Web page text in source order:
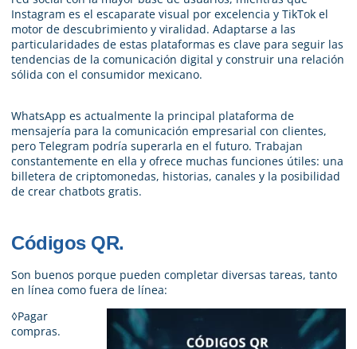
Instagram es el escaparate visual por excelencia y TikTok el
motor de descubrimiento y viralidad. Adaptarse a las
particularidades de estas plataformas es clave para seguir las
tendencias de la comunicación digital y construir una relación
sólida con el consumidor mexicano.
WhatsApp es actualmente la principal plataforma de
mensajería para la comunicación empresarial con clientes,
pero Telegram podría superarla en el futuro. Trabajan
constantemente en ella y ofrece muchas funciones útiles: una
billetera de criptomonedas, historias, canales y la posibilidad
de crear chatbots gratis.
Códigos QR.
Son buenos porque pueden completar diversas tareas, tanto
en línea como fuera de línea:
◊Pagar
compras.